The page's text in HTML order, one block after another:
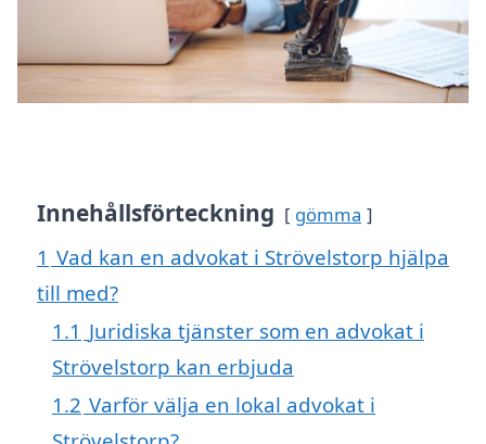
Innehållsförteckning gömma
1 Vad kan en advokat i Strövelstorp hjälpa
till med?
1.1 Juridiska tjänster som en advokat i
Strövelstorp kan erbjuda
1.2 Varför välja en lokal advokat i